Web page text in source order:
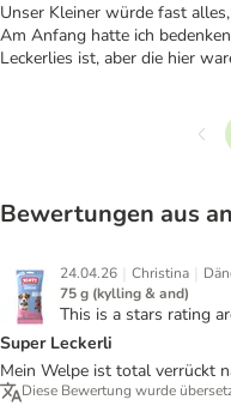
Unser Kleiner würde fast
Am Anfang hatte ich
Leckerlies ist, aber die hier
Bewertungen aus
24.04.26 | Christina |
75 g (kylling & and)
This is a stars rating
Super Leckerli
Mein Welpe ist total verrückt
Diese Bewertung wurde